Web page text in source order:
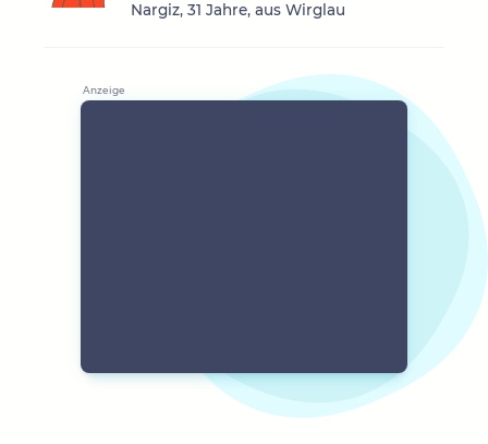
Nargiz, 31 Jahre, aus Wirglau